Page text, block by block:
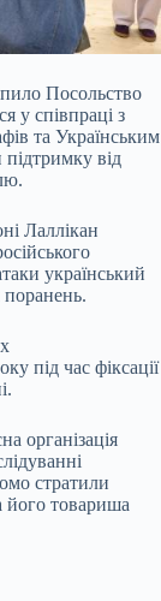
Посольство
у співпраці з
та Українським
від
Лаллікан
український
поранень.
під час фіксації
організація
стратили
його товариша